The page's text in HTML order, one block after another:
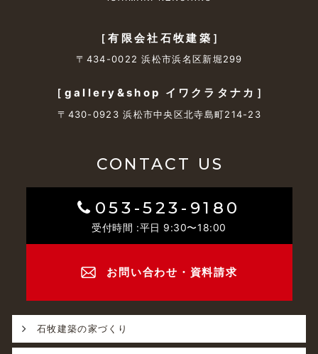
［有限会社石牧建築］
〒434-0022 浜松市浜名区新堀299
［gallery&shop イワクラタナカ］
〒430-0923 浜松市中央区北寺島町214-23
CONTACT US
053-523-9180
受付時間 :平日 9:30〜18:00
お問い合わせ・資料請求
石牧建築の家づくり